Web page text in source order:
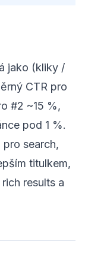
jako (kliky /
CTR pro
#2 ~15 %,
pod 1 %.
search,
titulkem,
results a